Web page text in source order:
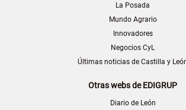
La Posada
Mundo Agrario
Innovadores
Negocios CyL
Últimas noticias de Castilla y
Otras webs de EDIGRUP
Diario de León